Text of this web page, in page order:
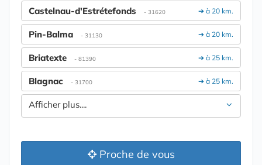
➔ à 20 km.
Castelnau-d'Estrétefonds - 31620
➔ à 20 km.
Pin-Balma - 31130
➔ à 25 km.
Briatexte - 81390
➔ à 25 km.
Blagnac - 31700
Afficher plus....
Proche de vous